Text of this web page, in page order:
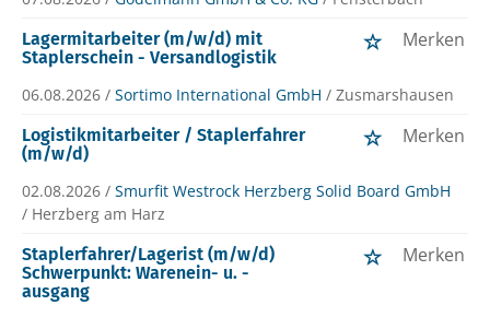
Lagermitarbeiter (m/w/d) mit
Staplerschein - Versandlogistik
Merken
06.08.2026 / Sortimo International GmbH / Zusmarshausen
Logistikmitarbeiter / Staplerfahrer
(m/w/d)
Merken
02.08.2026 / Smurfit Westrock Herzberg Solid Board GmbH
/ Herzberg am Harz
Staplerfahrer/Lagerist (m/w/d)
Schwerpunkt: Warenein- u. -
ausgang
Merken